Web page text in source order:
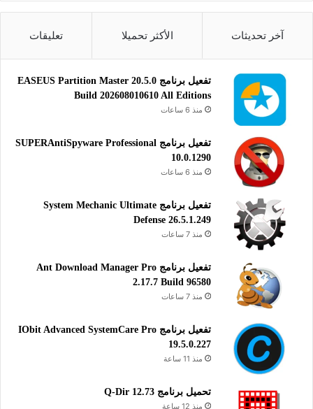
كما يدعم الماسحات الضوئية المتوافقة مع واجهة TWAIN. يُعتبر أداة
ضوئياً إلى ملفات PDF قابلة للمشاركة والتخزين.
بي دي إف
آخر تحديثات الأكثر تحميلا تعليقات
تفعيل برنامج EASEUS Partition Master 20.5.0
Build 202608010610 All Editions
منذ 6 ساعات
تفعيل برنامج SUPERAntiSpyware Professional
10.0.1290
منذ 6 ساعات
تفعيل برنامج System Mechanic Ultimate
Defense 26.5.1.249
منذ 7 ساعات
تفعيل برنامج Ant Download Manager Pro
2.17.7 Build 96580
منذ 7 ساعات
تفعيل برنامج IObit Advanced SystemCare Pro
19.5.0.227
منذ 11 ساعة
تحميل برنامج Q-Dir 12.73
منذ 12 ساعة